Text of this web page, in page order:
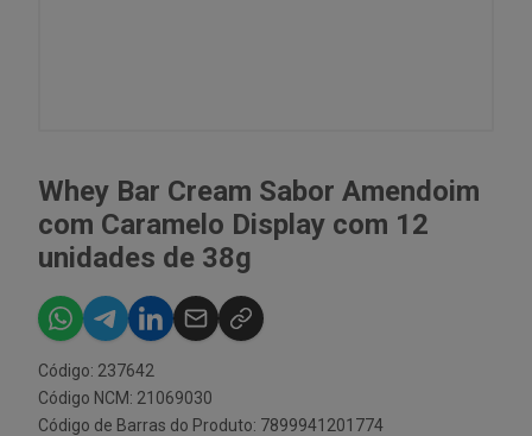
Whey Bar Cream Sabor Amendoim
com Caramelo Display com 12
unidades de 38g
Código: 237642
Código NCM: 21069030
Código de Barras do Produto: 7899941201774